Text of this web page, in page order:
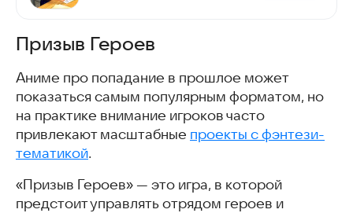
Призыв Героев
Аниме про попадание в прошлое может
показаться самым популярным форматом, но
на практике внимание игроков часто
привлекают масштабные проекты с фэнтези-
тематикой.
«Призыв Героев» — это игра, в которой
предстоит управлять отрядом героев и